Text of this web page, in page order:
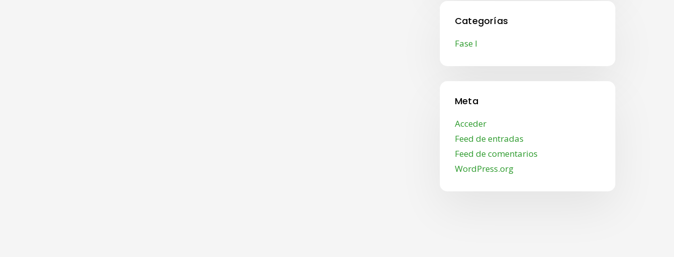
Categorías
Fase I
Meta
Acceder
Feed de entradas
Feed de comentarios
WordPress.org